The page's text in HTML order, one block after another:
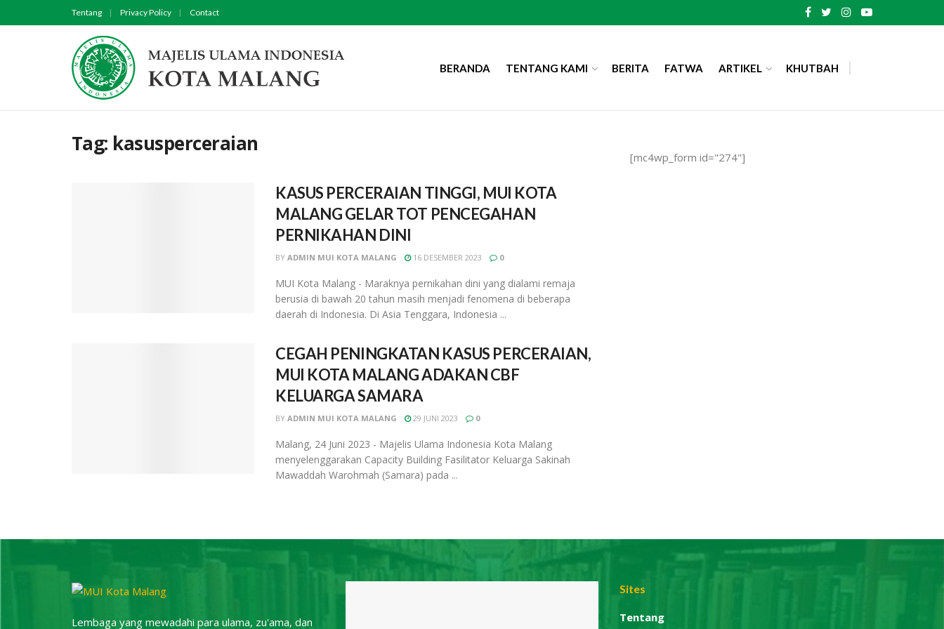
Tentang Privacy Policy Contact
BERANDA TENTANG KAMI BERITA FATWA ARTIKEL KHUTBAH
Tag: kasusperceraian
KASUS PERCERAIAN TINGGI, MUI KOTA
MALANG GELAR TOT PENCEGAHAN
PERNIKAHAN DINI
BY ADMIN MUI KOTA MALANG 16 DESEMBER 2023 0
MUI Kota Malang - Maraknya pernikahan dini yang dialami remaja
berusia di bawah 20 tahun masih menjadi fenomena di beberapa
daerah di Indonesia. Di Asia Tenggara, Indonesia ...
CEGAH PENINGKATAN KASUS PERCERAIAN,
MUI KOTA MALANG ADAKAN CBF
KELUARGA SAMARA
BY ADMIN MUI KOTA MALANG 29 JUNI 2023 0
Malang, 24 Juni 2023 - Majelis Ulama Indonesia Kota Malang
menyelenggarakan Capacity Building Fasilitator Keluarga Sakinah
Mawaddah Warohmah (Samara) pada ...
[mc4wp_form id="274"]
Lembaga yang mewadahi para ulama, zu'ama, dan
Sites
Tentang